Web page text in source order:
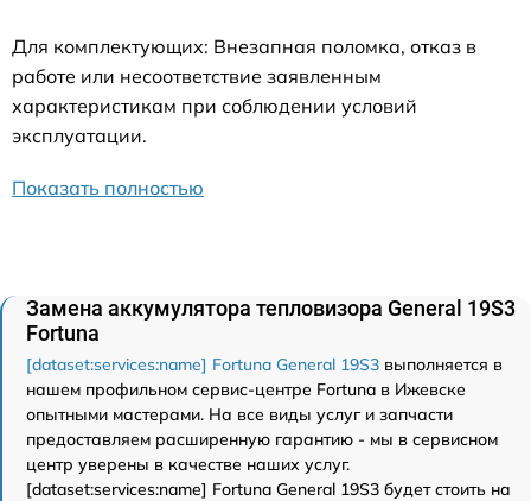
Для комплектующих: Внезапная поломка, отказ в
работе или несоответствие заявленным
характеристикам при соблюдении условий
эксплуатации.
Показать полностью
Замена аккумулятора тепловизора General 19S3
Fortuna
[dataset:services:name] Fortuna General 19S3 выполняется в
нашем профильном сервис-центре Fortuna в Ижевске
опытными мастерами. На все виды услуг и запчасти
предоставляем расширенную гарантию - мы в сервисном
центр уверены в качестве наших услуг.
[dataset:services:name] Fortuna General 19S3 будет стоить на